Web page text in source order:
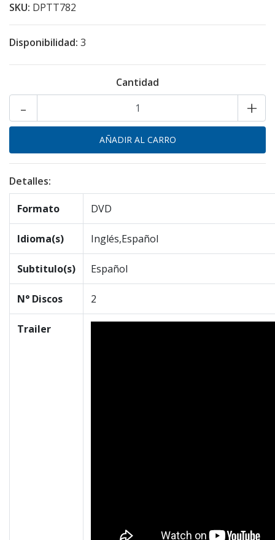
SKU: DPTT782
Disponibilidad: 3
Cantidad
+
-
Detalles:
Formato DVD
Idioma(s) Inglés,Español
Subtitulo(s) Español
N° Discos 2
Trailer